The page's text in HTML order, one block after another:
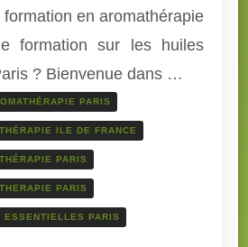
en aromathérapie
formation sur les huiles
? Bienvenue dans …
PARIS
ILE DE FRANCE
PARIS
PARIS
ESSENTIELLES PARIS